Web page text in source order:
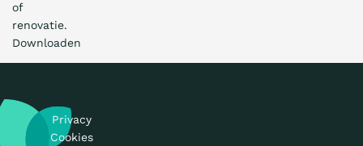
of
renovatie.
Downloaden
Privacy
Cookies